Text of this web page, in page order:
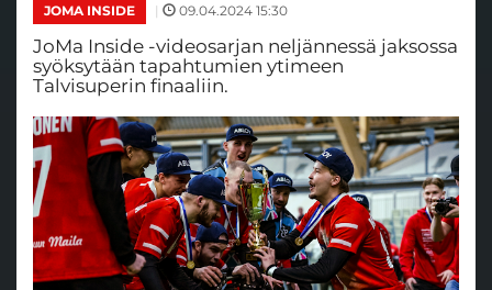
JOMA INSIDE | 09.04.2024 15:30
JoMa Inside -videosarjan neljännessä jaksossa
syöksytään tapahtumien ytimeen
Talvisuperin finaaliin.